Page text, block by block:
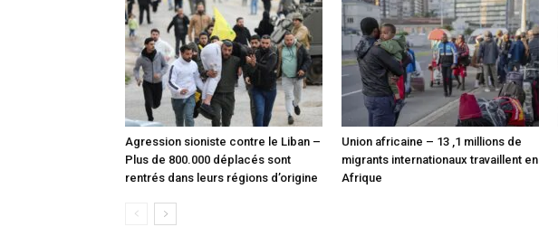
Agression sioniste contre le Liban –
Plus de 800.000 déplacés sont
rentrés dans leurs régions d’origine
Union africaine – 13 ,1 millions de
migrants internationaux travaillent en
Afrique